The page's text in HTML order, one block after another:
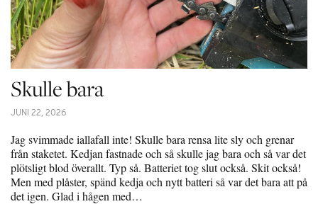
Skulle bara
JUNI 22, 2026
Jag svimmade iallafall inte! Skulle bara rensa lite sly och grenar
från staketet. Kedjan fastnade och så skulle jag bara och så var det
plötsligt blod överallt. Typ så. Batteriet tog slut också. Skit också!
Men med plåster, spänd kedja och nytt batteri så var det bara att på
det igen. Glad i hågen med…